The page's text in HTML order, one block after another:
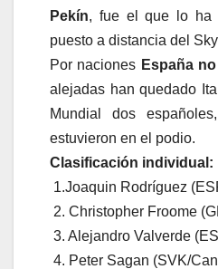
Pekín, fue el que lo ha
puesto a distancia del
Por naciones España
alejadas han quedado
Mundial dos
estuvieron en el podio.
Clasificación individual:
1.Joaquin Rodríguez
2. Christopher Froome
3. Alejandro Valverde
4. Peter Sagan (SVK/